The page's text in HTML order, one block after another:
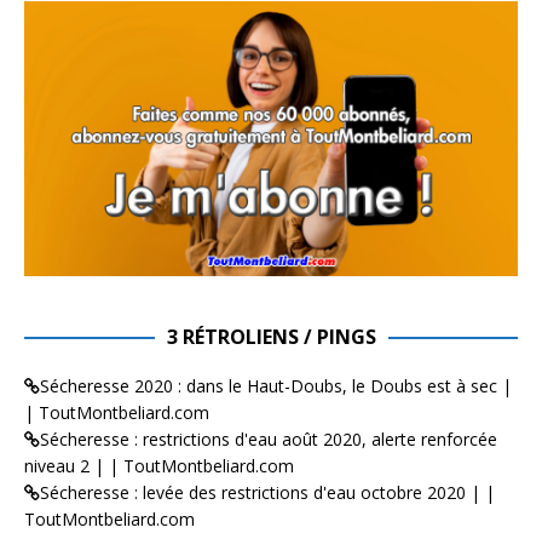
3 RÉTROLIENS / PINGS
Sécheresse 2020 : dans le Haut-Doubs, le Doubs est à sec |
| ToutMontbeliard.com
Sécheresse : restrictions d'eau août 2020, alerte renforcée
niveau 2 | | ToutMontbeliard.com
Sécheresse : levée des restrictions d'eau octobre 2020 | |
ToutMontbeliard.com